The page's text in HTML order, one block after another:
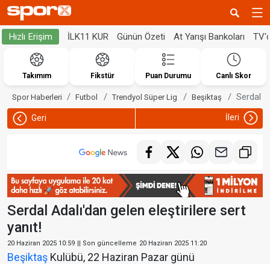
Hızlı Erişim İLK11 KUR Günün Özeti At Yarışı Bankoları
Takımım Fikstür Puan Durumu Canlı Skor
Spor Haberleri Futbol Trendyol Süper Lig Beşiktaş Serdal
Geri İleri
Serdal Adalı'dan gelen eleştirilere sert
yanıt!
20 Haziran 2025 10:59 || Son güncelleme 20 Haziran 2025 11:20
Beşiktaş Kulübü, 22 Haziran Pazar günü